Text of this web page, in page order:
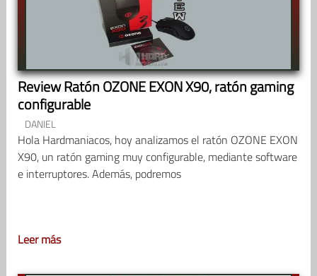
Review Ratón OZONE EXON X90, ratón gaming
configurable
DANIEL
Hola Hardmaniacos, hoy analizamos el ratón OZONE EXON
X90, un ratón gaming muy configurable, mediante software
e interruptores. Además, podremos
Leer más